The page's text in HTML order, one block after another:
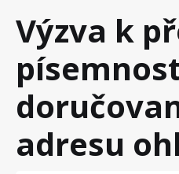
Výzva k
adresu